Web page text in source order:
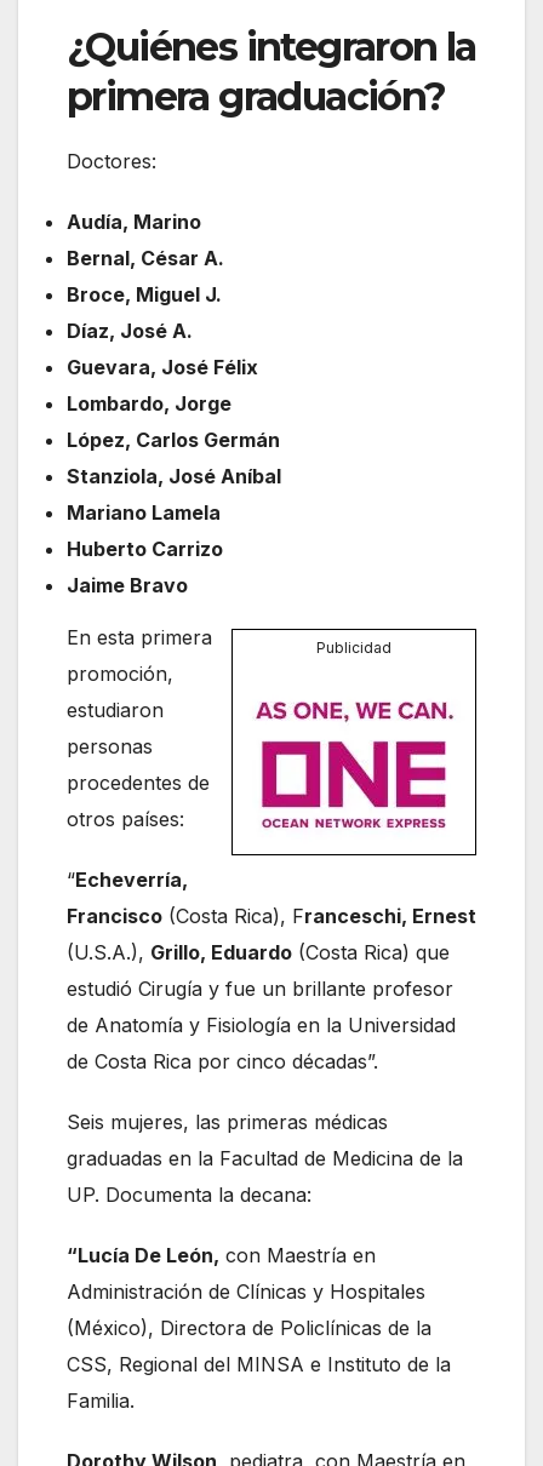
¿Quiénes integraron la
primera graduación?
Doctores:
Audía, Marino
Bernal, César A.
Broce, Miguel J.
Díaz, José A.
Guevara, José Félix
Lombardo, Jorge
López, Carlos Germán
Stanziola, José Aníbal
Mariano Lamela
Huberto Carrizo
Jaime Bravo
Publicidad
En esta primera
promoción,
estudiaron
personas
procedentes de
otros países:
“Echeverría,
Francisco (Costa Rica), Franceschi, Ernest
(U.S.A.), Grillo, Eduardo (Costa Rica) que
estudió Cirugía y fue un brillante profesor
de Anatomía y Fisiología en la Universidad
de Costa Rica por cinco décadas”.
Seis mujeres, las primeras médicas
graduadas en la Facultad de Medicina de la
UP. Documenta la decana:
“Lucía De León, con Maestría en
Administración de Clínicas y Hospitales
(México), Directora de Policlínicas de la
CSS, Regional del MINSA e Instituto de la
Familia.